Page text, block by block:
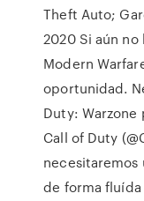
Theft Auto;
2020 Si aún
Modern
oportunidad.
Duty:
Call of Duty
necesitaremos
de forma